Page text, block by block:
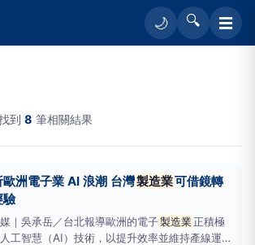
🌙 🔍 ☰
到 8 筆相關結果
歐洲電子業 AI 浪潮 台灣製造業可借鏡轉
驗
｜吳承岳／台北報導歐洲的電子製造業正積極
工智慧（AI）技術，以提升效率並維持產線運作